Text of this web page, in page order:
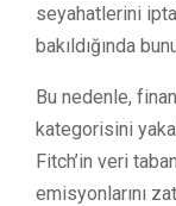
seyahatlerini
bakıldığında
Bu nedenle,
kategorisini
Fitch’in veri
emisyonlarını